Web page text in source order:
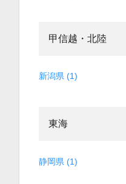
甲信越・北陸
新潟県 (1)
東海
静岡県 (1)